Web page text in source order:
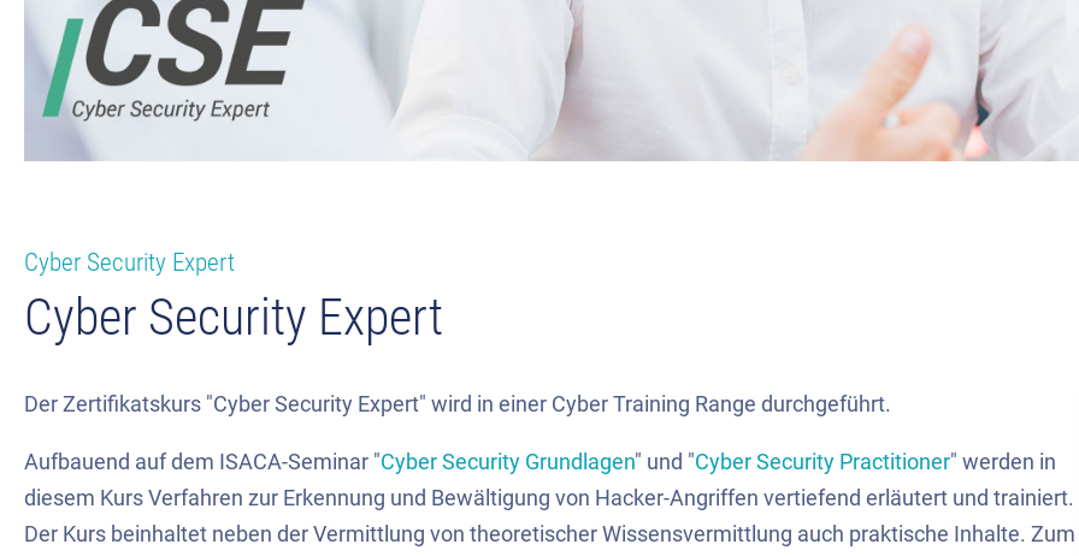
Cyber Security Expert
Cyber Security Expert
Der Zertifikatskurs "Cyber Security Expert" wird in einer Cyber Training Range durchgeführt.
Aufbauend auf dem ISACA-Seminar "Cyber Security Grundlagen" und "Cyber Security Practitioner" werden in
diesem Kurs Verfahren zur Erkennung und Bewältigung von Hacker-Angriffen vertiefend erläutert und trainiert.
Der Kurs beinhaltet neben der Vermittlung von theoretischer Wissensvermittlung auch praktische Inhalte. Zum